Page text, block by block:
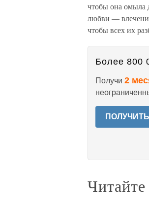
чтобы она омыла
любви —
чтобы всех их
Более 800
Получи 2